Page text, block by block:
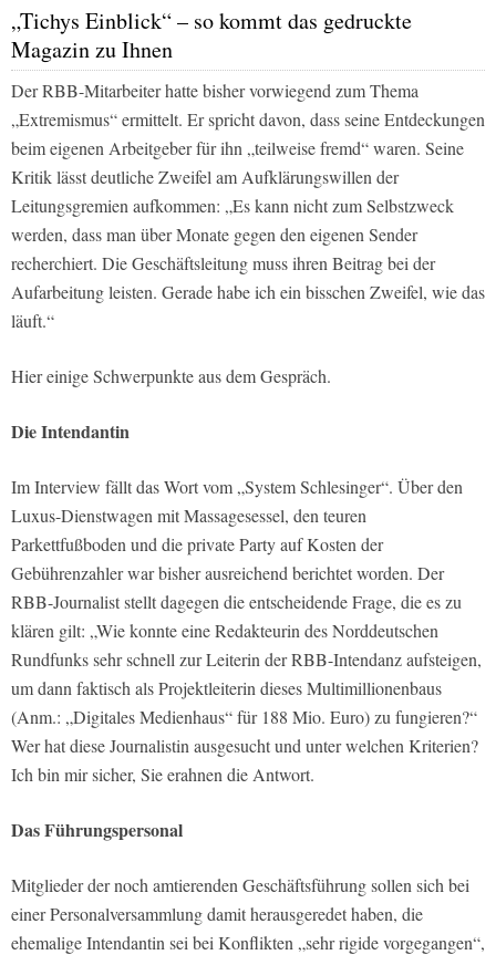
„Tichys Einblick“ – so kommt das gedruckte
Magazin zu Ihnen
Der RBB-Mitarbeiter hatte bisher vorwiegend zum Thema
„Extremismus“ ermittelt. Er spricht davon, dass seine Entdeckungen
beim eigenen Arbeitgeber für ihn „teilweise fremd“ waren. Seine
Kritik lässt deutliche Zweifel am Aufklärungswillen der
Leitungsgremien aufkommen: „Es kann nicht zum Selbstzweck
werden, dass man über Monate gegen den eigenen Sender
recherchiert. Die Geschäftsleitung muss ihren Beitrag bei der
Aufarbeitung leisten. Gerade habe ich ein bisschen Zweifel, wie das
läuft.“
Hier einige Schwerpunkte aus dem Gespräch.
Die Intendantin
Im Interview fällt das Wort vom „System Schlesinger“. Über den
Luxus-Dienstwagen mit Massagesessel, den teuren
Parkettfußboden und die private Party auf Kosten der
Gebührenzahler war bisher ausreichend berichtet worden. Der
RBB-Journalist stellt dagegen die entscheidende Frage, die es zu
klären gilt: „Wie konnte eine Redakteurin des Norddeutschen
Rundfunks sehr schnell zur Leiterin der RBB-Intendanz aufsteigen,
um dann faktisch als Projektleiterin dieses Multimillionenbaus
(Anm.: „Digitales Medienhaus“ für 188 Mio. Euro) zu fungieren?“
Wer hat diese Journalistin ausgesucht und unter welchen Kriterien?
Ich bin mir sicher, Sie erahnen die Antwort.
Das Führungspersonal
Mitglieder der noch amtierenden Geschäftsführung sollen sich bei
einer Personalversammlung damit herausgeredet haben, die
ehemalige Intendantin sei bei Konflikten „sehr rigide vorgegangen“,